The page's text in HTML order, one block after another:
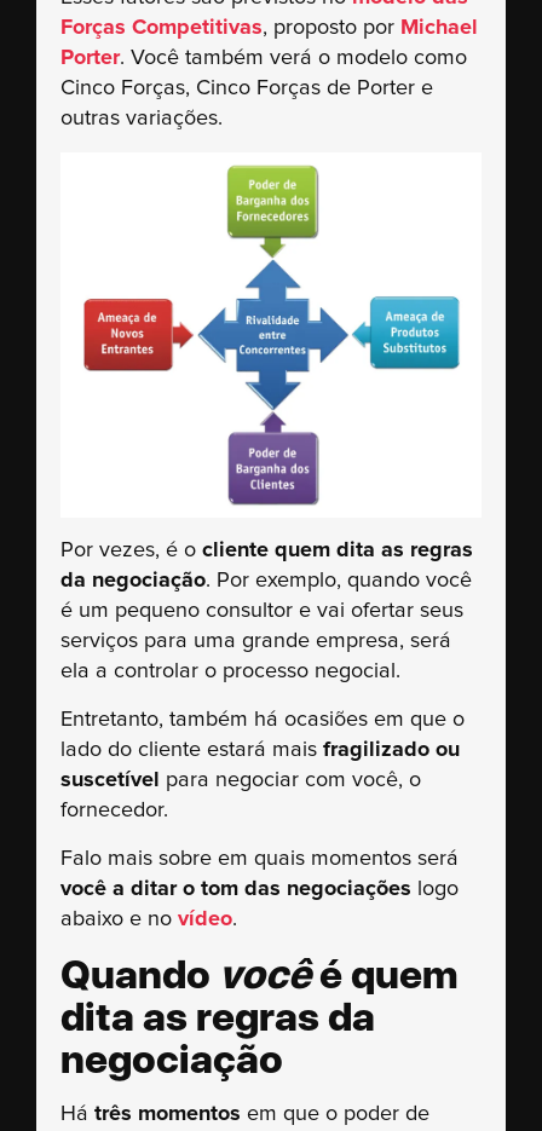
Forças Competitivas, proposto por Michael
Porter. Você também verá o modelo como
Cinco Forças, Cinco Forças de Porter e
outras variações.
Por vezes, é o cliente quem dita as regras
da negociação. Por exemplo, quando você
é um pequeno consultor e vai ofertar seus
serviços para uma grande empresa, será
ela a controlar o processo negocial.
Entretanto, também há ocasiões em que o
lado do cliente estará mais fragilizado ou
suscetível
para negociar com você, o
fornecedor.
Falo mais sobre em quais momentos será
você a ditar o tom das negociações logo
abaixo e no vídeo.
Quando vocêé quem
dita as regras da
negociação
Há três momentos em que o poder de